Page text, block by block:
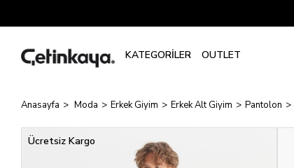
Anasayfa Moda Erkek Giyim Erkek Alt Giyim Pantolon
Ücretsiz Kargo